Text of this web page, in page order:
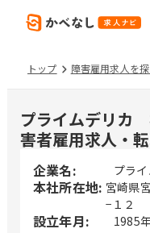
トップ 障害雇用求人を
プライムデリカ
害者雇用求人・
企業名: プラ
本社所在地: 宮崎県
−１２
設立年月: 1985